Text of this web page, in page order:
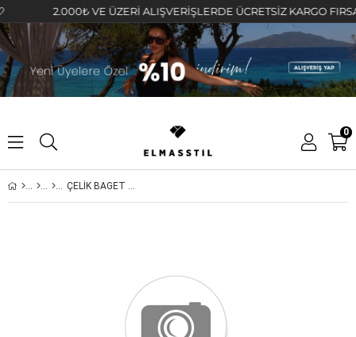
2.000₺ VE ÜZERİ ALIŞVERİŞLERDE ÜCRETSİZ KARGO
0
ÇELİK BAGET SİLİNDİR UÇLU KOLYE